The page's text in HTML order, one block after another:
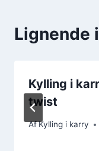
Lignende
Kylling i
twist
AfKylling i karry